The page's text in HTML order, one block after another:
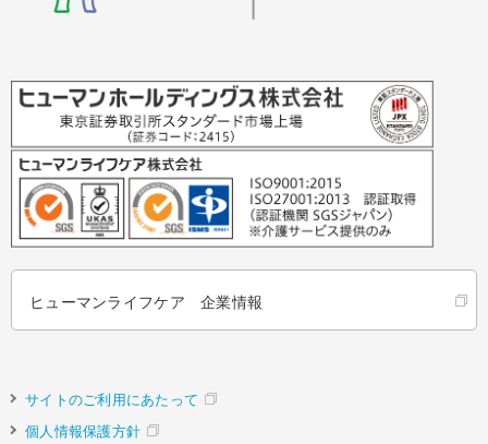
ヒューマンライフケア 企業情報
サイトのご利用にあたって
個人情報保護方針